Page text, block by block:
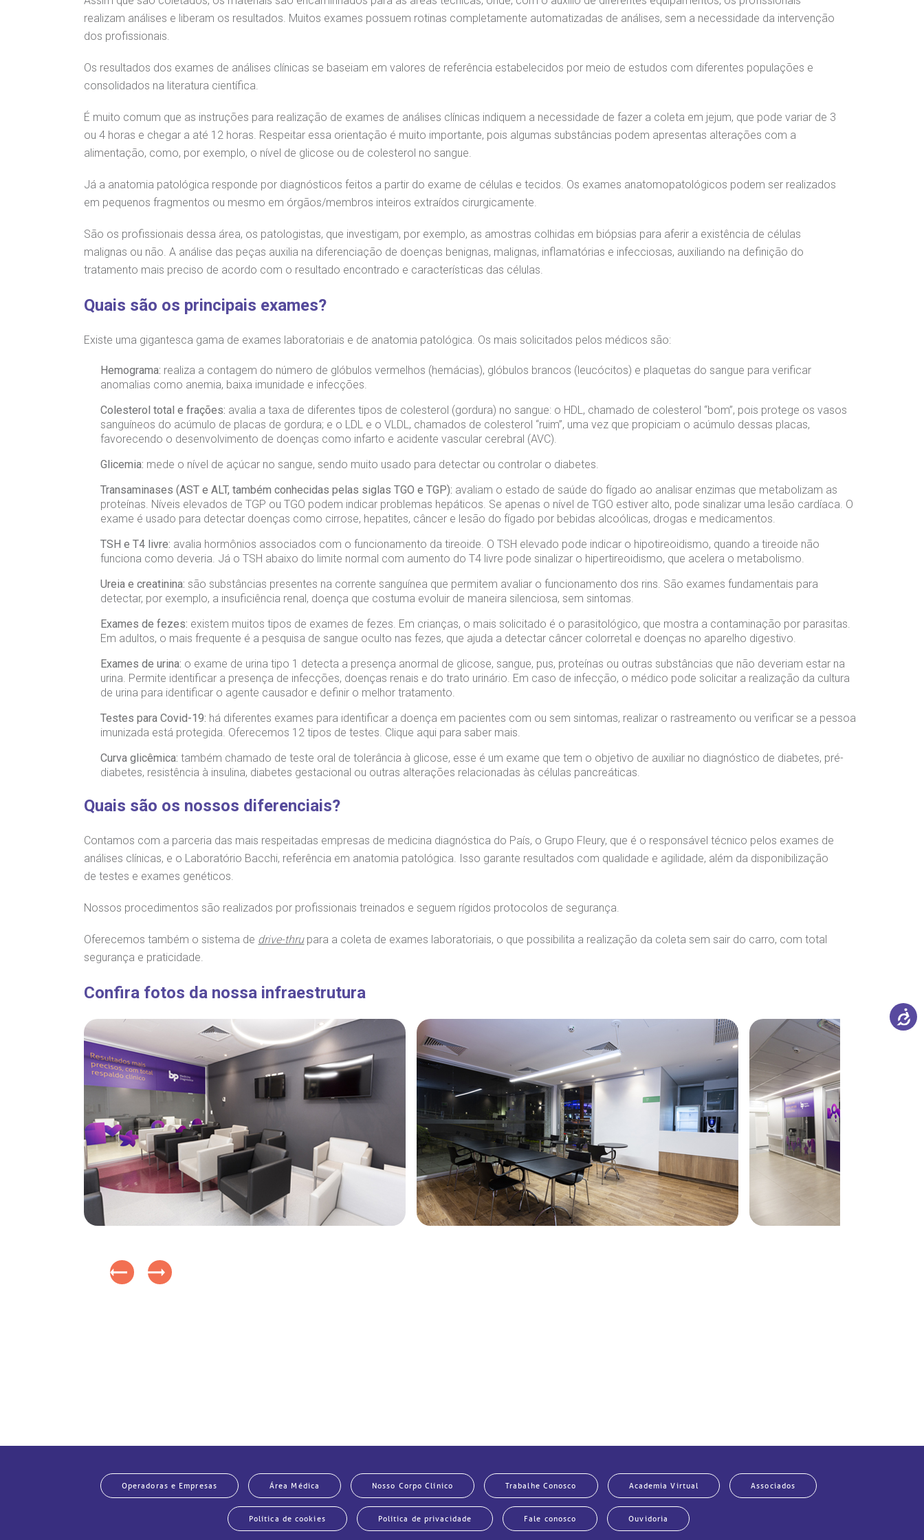
OUVIDORIA:
Saiba mais
CEP: 01323-001 | Bela
Saiba mais
965
Saiba mais
CEP: 01438-000 | Jardim
Centro de Doenças Autoimunes
realizam análises e liberam os resultados. Muitos exames possuem rotinas completamente automatizadas de análises, sem a necessidade da intervenção
dos profissionais.
Os resultados dos exames de análises clínicas se baseiam em valores de referência estabelecidos por meio de estudos com diferentes populações e
consolidados na literatura científica.
É muito comum que as instruções para realização de exames de análises clínicas indiquem a necessidade de fazer a coleta em jejum, que pode variar de 3
ou 4 horas e chegar a até 12 horas. Respeitar essa orientação é muito importante, pois algumas substâncias podem apresentas alterações com a
alimentação, como, por exemplo, o nível de glicose ou de colesterol no sangue.
Já a anatomia patológica responde por diagnósticos feitos a partir do exame de células e tecidos. Os exames anatomopatológicos podem ser realizados
em pequenos fragmentos ou mesmo em órgãos/membros inteiros extraídos cirurgicamente.
São os profissionais dessa área, os patologistas, que investigam, por exemplo, as amostras colhidas em biópsias para aferir a existência de células
malignas ou não. A análise das peças auxilia na diferenciação de doenças benignas, malignas, inflamatórias e infecciosas, auxiliando na definição do
tratamento mais preciso de acordo com o resultado encontrado e características das células.
Quais são os principais exames?
Existe uma gigantesca gama de exames laboratoriais e de anatomia patológica. Os mais solicitados pelos médicos são:
Hemograma: realiza a contagem do número de glóbulos vermelhos (hemácias), glóbulos brancos (leucócitos) e plaquetas do sangue para verificar
anomalias como anemia, baixa imunidade e infecções.
Colesterol total e frações: avalia a taxa de diferentes tipos de colesterol (gordura) no sangue: o HDL, chamado de colesterol “bom”, pois protege os vasos
sanguíneos do acúmulo de placas de gordura; e o LDL e o VLDL, chamados de colesterol “ruim”, uma vez que propiciam o acúmulo dessas placas,
favorecendo o desenvolvimento de doenças como infarto e acidente vascular cerebral (AVC).
Glicemia: mede o nível de açúcar no sangue, sendo muito usado para detectar ou controlar o diabetes.
Transaminases (AST e ALT, também conhecidas pelas siglas TGO e TGP): avaliam o estado de saúde do fígado ao analisar enzimas que metabolizam as
proteínas. Níveis elevados de TGP ou TGO podem indicar problemas hepáticos. Se apenas o nível de TGO estiver alto, pode sinalizar uma lesão cardíaca. O
exame é usado para detectar doenças como cirrose, hepatites, câncer e lesão do fígado por bebidas alcoólicas, drogas e medicamentos.
TSH e T4 livre: avalia hormônios associados com o funcionamento da tireoide. O TSH elevado pode indicar o hipotireoidismo, quando a tireoide não
funciona como deveria. Já o TSH abaixo do limite normal com aumento do T4 livre pode sinalizar o hipertireoidismo, que acelera o metabolismo.
Ureia e creatinina: são substâncias presentes na corrente sanguínea que permitem avaliar o funcionamento dos rins. São exames fundamentais para
detectar, por exemplo, a insuficiência renal, doença que costuma evoluir de maneira silenciosa, sem sintomas.
Exames de fezes: existem muitos tipos de exames de fezes. Em crianças, o mais solicitado é o parasitológico, que mostra a contaminação por parasitas.
Em adultos, o mais frequente é a pesquisa de sangue oculto nas fezes, que ajuda a detectar câncer colorretal e doenças no aparelho digestivo.
Exames de urina: o exame de urina tipo 1 detecta a presença anormal de glicose, sangue, pus, proteínas ou outras substâncias que não deveriam estar na
urina. Permite identificar a presença de infecções, doenças renais e do trato urinário. Em caso de infecção, o médico pode solicitar a realização da cultura
de urina para identificar o agente causador e definir o melhor tratamento.
Testes para Covid-19: há diferentes exames para identificar a doença em pacientes com ou sem sintomas, realizar o rastreamento ou verificar se a pessoa
imunizada está protegida. Oferecemos 12 tipos de testes. Clique aqui para saber mais.
Curva glicêmica:também chamado de teste oral de tolerância à glicose, esse é um exame que tem o objetivo de auxiliar no diagnóstico de diabetes, pré-
diabetes, resistência à insulina, diabetes gestacional ou outras alterações relacionadas às células pancreáticas.
Quais são os nossos diferenciais?
Contamos com a parceria das mais respeitadas empresas de medicina diagnóstica do País, o Grupo Fleury, que é o responsável técnico pelos exames de
análises clínicas, e o Laboratório Bacchi, referência em anatomia patológica. Isso garante resultados com qualidade e agilidade, além da disponibilização
de testes e exames genéticos.
Nossos procedimentos são realizados por profissionais treinados e seguem rígidos protocolos de segurança.
Oferecemos também o sistema de drive-thrupara a coleta de exames laboratoriais, o que possibilita a realização da coleta sem sair do carro, com total
segurança e praticidade.
Confira fotos da nossa infraestrutura
Operadoras e Empresas Área Médica Nosso Corpo Clínico Trabalhe Conosco Academia Virtual Associados
Política de cookies Política de privacidade Fale conosco Ouvidoria